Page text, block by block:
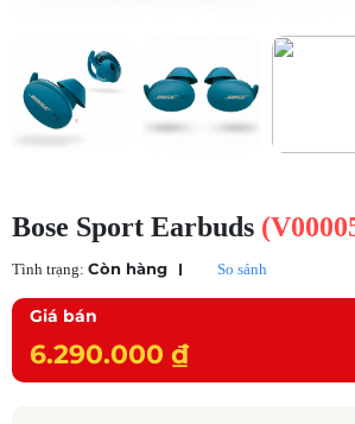
Bose Sport Earbuds
Tình trạng: Còn hàng So sánh
Giá bán
6.290.000 ₫